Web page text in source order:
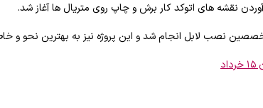
نقشه های اتوکد کار برش و چاپ روی متریال ها آغاز شد.
نصب لابل انجام شد و این پروژه نیز به بهترین نحو و